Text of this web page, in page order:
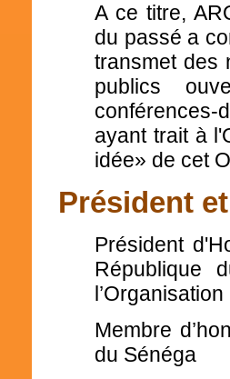
A ce titre,
du passé a
transmet des
publics
ayant trait à
idée» de cet
Président
Président
République
Membre
du Sénéga